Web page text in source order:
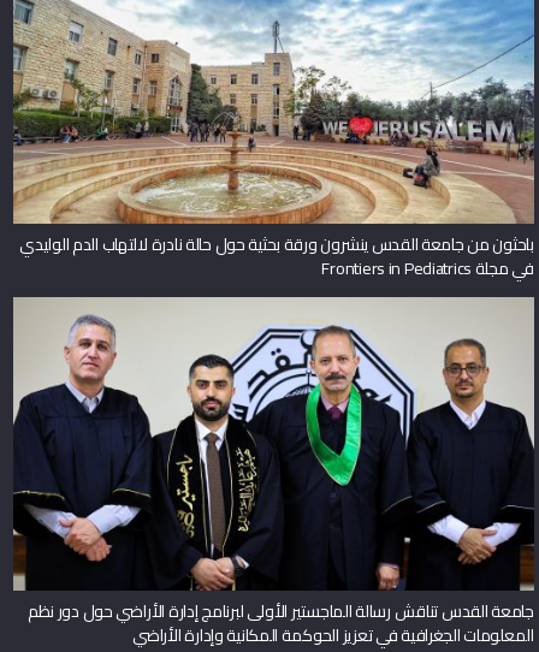
باحثون من جامعة القدس ينشرون ورقة بحثية حول حالة نادرة لالتهاب الدم الوليدي
في مجلة Frontiers in Pediatrics
جامعة القدس تناقش رسالة الماجستير الأولى لبرنامج إدارة الأراضي حول دور نظم
المعلومات الجغرافية في تعزيز الحوكمة المكانية وإدارة الأراضي